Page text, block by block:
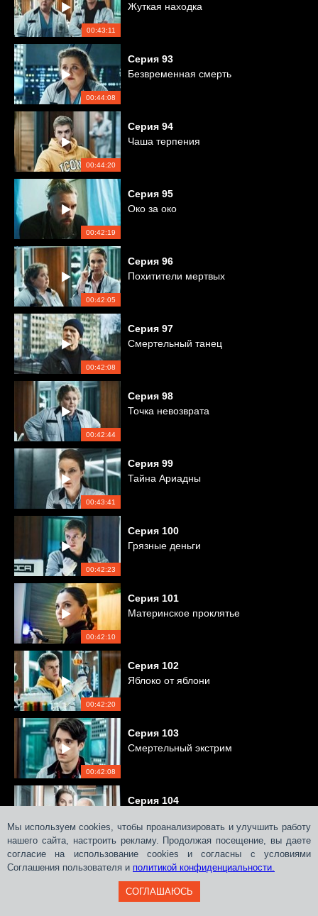
Мы используем cookies, чтобы проанализировать и улучшить работу
нашего сайта, настроить рекламу. Продолжая посещение, вы даете
согласие на использование cookies и согласны с условиями
Соглашения пользователя и политикой конфиденциальности.
СОГЛАШАЮСЬ
00:43:11
Жуткая находка
00:44:08
Серия 93
Безвременная смерть
00:44:20
Серия 94
Чаша терпения
00:42:19
Серия 95
Око за око
00:42:05
Серия 96
Похитители мертвых
00:42:08
Серия 97
Смертельный танец
00:42:44
Серия 98
Точка невозврата
00:43:41
Серия 99
Тайна Ариадны
00:42:23
Серия 100
Грязные деньги
00:42:10
Серия 101
Материнское проклятье
00:42:20
Серия 102
Яблоко от яблони
00:42:08
Серия 103
Смертельный экстрим
00:42:31
Серия 104
Серия105
Плохое воспитание